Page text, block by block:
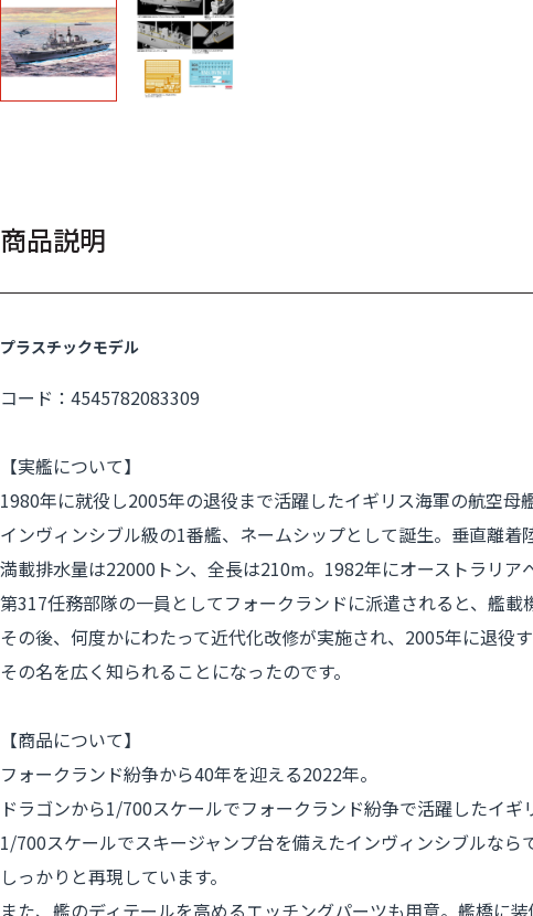
商品説明
プラスチックモデル
コード：4545782083309
【実艦について】
1980年に就役し2005年の退役まで活躍したイギリス海軍の航空母
インヴィンシブル級の1番艦、ネームシップとして誕生。垂直離
満載排水量は22000トン、全長は210m。1982年にオーストラリ
第317任務部隊の一員としてフォークランドに派遣されると、艦
その後、何度かにわたって近代化改修が実施され、2005年に退役
その名を広く知られることになったのです。
【商品について】
フォークランド紛争から40年を迎える2022年。
ドラゴンから1/700スケールでフォークランド紛争で活躍したイギ
1/700スケールでスキージャンプ台を備えたインヴィンシブルな
しっかりと再現しています。